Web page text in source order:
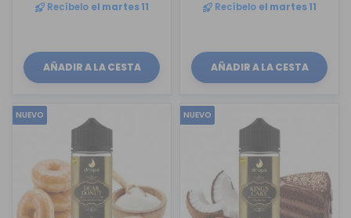
Recíbelo el martes 11
AÑADIR A LA CESTA
Recíbelo el martes 11
AÑADIR A LA CESTA
NUEVO NUEVO